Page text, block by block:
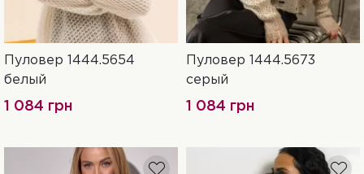
S-XXL
Пуловер 1444.5654
белый
1 084 грн
S-XXL
Пуловер 1444.5673
серый
1 084 грн